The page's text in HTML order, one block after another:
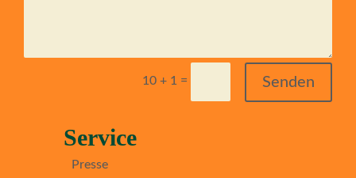
10 + 1 = Senden
Service
Presse